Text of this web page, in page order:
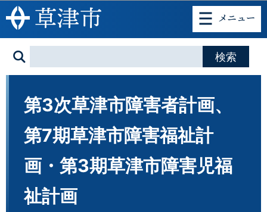
このページの本文へ移動
第3次草津市障害者計画、
第7期草津市障害福祉計
画・第3期草津市障害児福
祉計画